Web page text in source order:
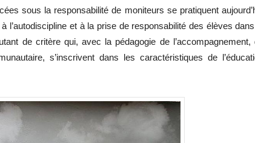
sous la responsabilité de moniteurs se pratiquent
l’autodiscipline et à la prise de responsabilité des élèves
de critère qui, avec la pédagogie de l’accompagnement,
s’inscrivent dans les caractéristiques de